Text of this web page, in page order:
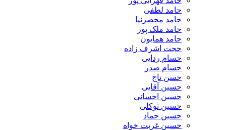
حامد لطفی
حامد محضرنیا
حامد ملک پور
حامد همایون
حجت اشرف زاده
حسام ردایی
حسام صدر
حسن تاج
حسین آقایی
حسین احسانی
حسین توکلی
حسین حماد
حسین غربت خواه